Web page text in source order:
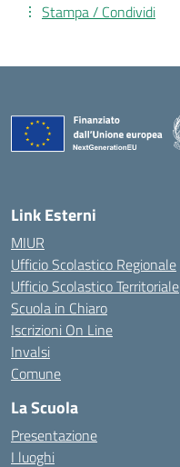
Stampa / Condividi
Link Esterni
MIUR
Ufficio Scolastico Regionale
Ufficio Scolastico Territoriale
Scuola in Chiaro
Iscrizioni On Line
Invalsi
Comune
La Scuola
Presentazione
I luoghi